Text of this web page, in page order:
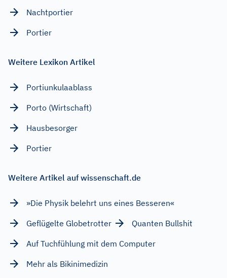
Nachtportier
Portier
Weitere Lexikon Artikel
Portiunkulaablass
Porto (Wirtschaft)
Hausbesorger
Portier
Weitere Artikel auf wissenschaft.de
»Die Physik belehrt uns eines Besseren«
Geflügelte Globetrotter
Quanten Bullshit
Auf Tuchfühlung mit dem Computer
Mehr als Bikinimedizin